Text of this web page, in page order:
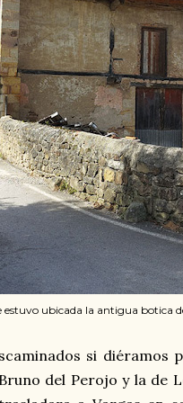
ubicada la antigua botica
si diéramos
del Perojo y la